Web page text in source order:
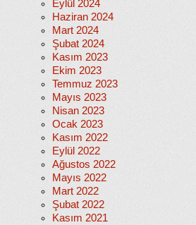
Eylül 2024
Haziran 2024
Mart 2024
Şubat 2024
Kasım 2023
Ekim 2023
Temmuz 2023
Mayıs 2023
Nisan 2023
Ocak 2023
Kasım 2022
Eylül 2022
Ağustos 2022
Mayıs 2022
Mart 2022
Şubat 2022
Kasım 2021